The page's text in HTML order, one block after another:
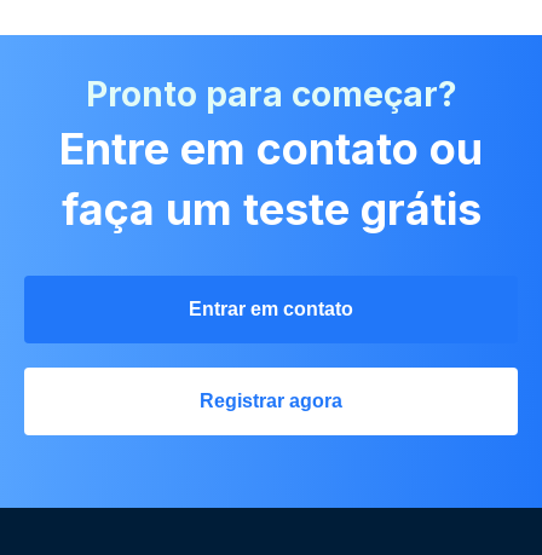
Pronto para começar?
Entre em contato ou
faça um teste grátis
Entrar em contato
Registrar agora